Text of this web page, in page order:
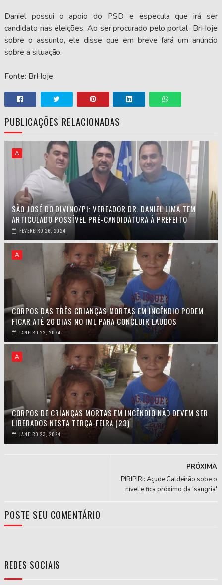
Daniel possui o apoio do PSD e especula que irá ser
candidato nas eleições. Ao ser procurado pelo portal BrHoje
sobre o assunto, ele disse que em breve fará um anúncio
sobre a situação.
Fonte: BrHoje
PUBLICAÇÕES RELACIONADAS
A
SÃO JOSÉ DO DIVINO/PI: VEREADOR DR. DANIEL LIMA TEM
ARTICULADO POSSÍVEL PRÉ-CANDIDATURA À PREFEITO
FEVEREIRO 26, 2024
A
CORPOS DAS TRÊS CRIANÇAS MORTAS EM INCÊNDIO PODEM
FICAR ATÉ 20 DIAS NO IML PARA CONCLUIR LAUDOS
JANEIRO 23, 2024
A
CORPOS DE CRIANÇAS MORTAS EM INCÊNDIO NÃO DEVEM SER
LIBERADOS NESTA TERÇA-FEIRA (23)
JANEIRO 23, 2024
PRÓXIMA
PIRIPIRI: Açude Caldeirão sobe o
nível e fica próximo da 'sangria'
POSTE SEU COMENTÁRIO
REDES SOCIAIS